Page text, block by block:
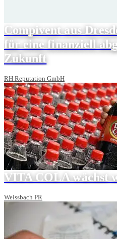
Compivent aus
für eine finanziell
Zukunft
RH Reputation GmbH
VITA COLA wächst
Weissbach PR